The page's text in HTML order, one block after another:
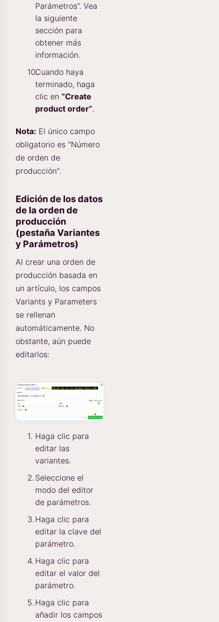
Parámetros”. Vea
la siguiente
sección para
obtener más
información.
Cuando haya
terminado, haga
clic en “Create
product order”.
Nota: El único campo
obligatorio es "Número
de orden de
producción".
Edición de los datos
de la orden de
producción
(pestaña Variantes
y Parámetros)
Al crear una orden de
producción basada en
un artículo, los campos
Variants y Parameters
se rellenan
automáticamente. No
obstante, aún puede
editarlos:
Haga clic para
editar las
variantes.
Seleccione el
modo del editor
de parámetros.
Haga clic para
editar la clave del
parámetro.
Haga clic para
editar el valor del
parámetro.
Haga clic para
añadir los campos